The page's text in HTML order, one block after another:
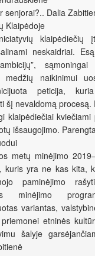
senjorai?.. Dalia
Klaipėdoje
klaipėdiečių
neskaidriai.
medžių naikinimui
peticija,
šį nevaldomą procesą.
klaipėdiečiai
išsaugojimo.
metų minėjimo
kuris yra ne kas kita,
paminėjimo
minėjimo
variantas,
etninės
šalyje